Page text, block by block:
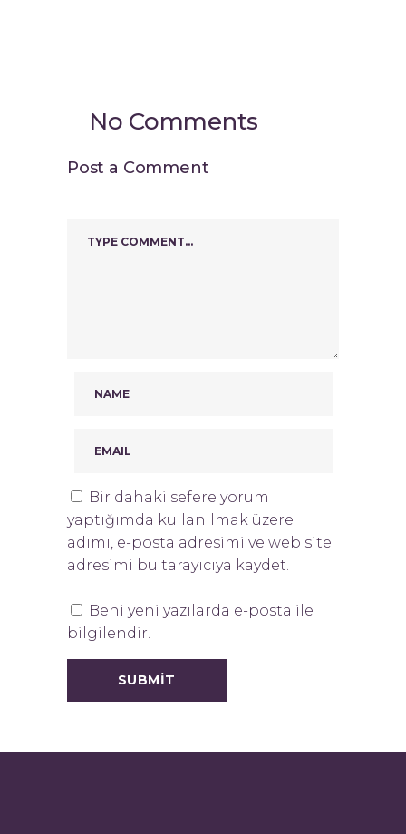
No Comments
Post a Comment
Bir dahaki sefere yorum
yaptığımda kullanılmak üzere
adımı, e-posta adresimi ve web site
adresimi bu tarayıcıya kaydet.
Beni yeni yazılarda e-posta ile
bilgilendir.